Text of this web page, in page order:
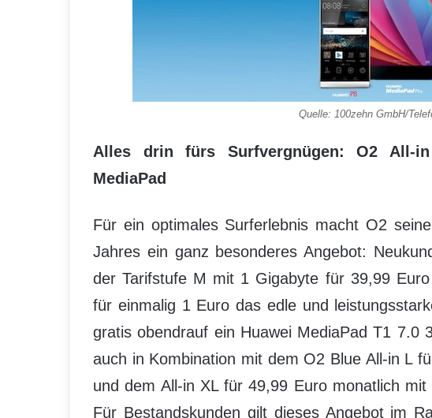
Quelle: 100zehn GmbH/
Alles drin fürs Surfvergnügen: O2 All-
MediaPad
Für ein optimales Surferlebnis macht O2
Jahres ein ganz besonderes Angebot:
der Tarifstufe M mit 1 Gigabyte für 39,99
für einmalig 1 Euro das edle und
gratis obendrauf ein Huawei MediaPad T1 7.0
auch in Kombination mit dem O2 Blue All-in L
und dem All-in XL für 49,99 Euro monatlich
Für Bestandskunden gilt dieses Angebot im